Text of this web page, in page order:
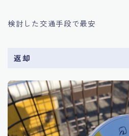
検討した交通手段で最安
返却